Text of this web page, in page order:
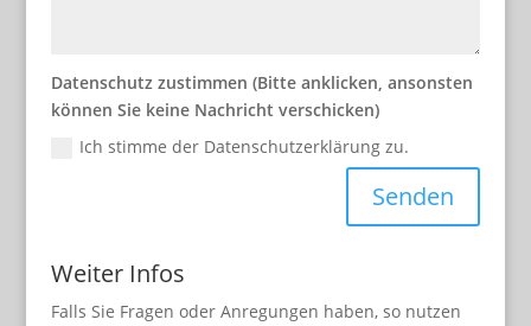
Datenschutz zustimmen (Bitte anklicken, ansonsten
können Sie keine Nachricht verschicken)
Ich stimme der Datenschutzerklärung zu.
Senden
Weiter Infos
Falls Sie Fragen oder Anregungen haben, so nutzen